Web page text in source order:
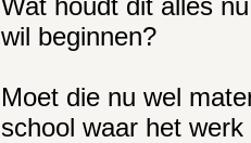
wil beginnen?
Moet die nu wel
school waar het